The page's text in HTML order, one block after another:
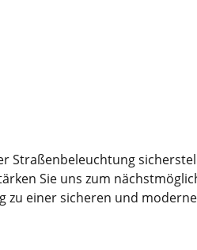
Sie uns zum
zu einer sicheren und